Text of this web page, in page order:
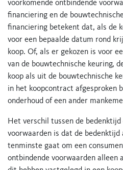
voorkomende ontbindende
financiering en de
financiering betekent dat, als de
voor een bepaalde datum rond
koop. Of, als er gekozen is voor
van de bouwtechnische keuring,
koop als uit de bouwtechnische
in het koopcontract afgesproken
onderhoud of een ander
Het verschil tussen de bedenktijd
voorwaarden is dat de
tenminste gaat om een
ontbindende voorwaarden alleen